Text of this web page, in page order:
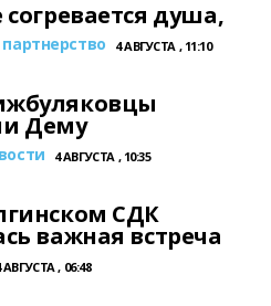
душа,
4 АВГУСТА , 11:10
Дему
4 АВГУСТА , 10:35
СДК
важная встреча
АВГУСТА , 06:48